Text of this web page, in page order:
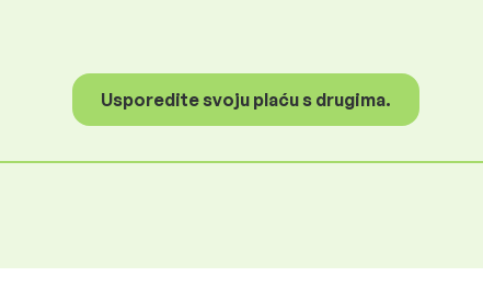
Usporedite svoju plaću s drugima.